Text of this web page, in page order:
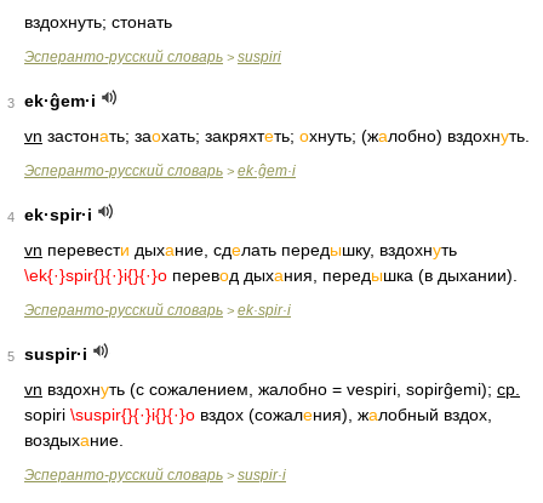
вздохнуть; стонать
Эсперанто-русский словарь > suspiri
3
ek·ĝem·i
vn застонать; заохать; закряхтеть; охнуть; (жалобно) вздохнуть.
Эсперанто-русский словарь > ek·ĝem·i
4
ek·spir·i
vn перевести дыхание, сделать передышку, вздохнуть
\ek{·}spir{}{·}i{}{·}o перевод дыхания, передышка (в дыхании).
Эсперанто-русский словарь > ek·spir·i
5
suspir·i
vn вздохнуть (с сожалением, жалобно = vespiri, sopirĝemi); ср.
sopiri \suspir{}{·}i{}{·}o вздох (сожаления), жалобный вздох,
воздыхание.
Эсперанто-русский словарь > suspir·i